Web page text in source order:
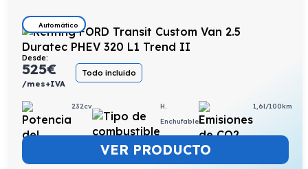
Automático
Desde:
525€
/mes+IVA
Todo incluido
232cv
H.
Enchufable
1,6l/100km
VER PRODUCTO